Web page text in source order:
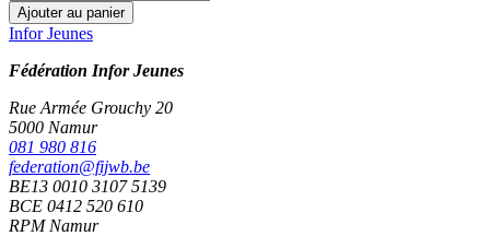
Ajouter au panier
Infor Jeunes
Fédération Infor Jeunes
Rue Armée Grouchy 20
5000 Namur
081 980 816
federation@fijwb.be
BE13 0010 3107 5139
BCE 0412 520 610
RPM Namur